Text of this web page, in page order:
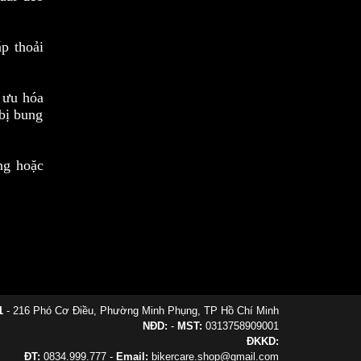
thoải
hóa
bung
hoặc
- 216 Phó Cơ Điều, Phường Minh Phụng, TP Hồ Chí Minh
NĐD: - MST: 0313758909001
ĐKKD:
ĐT: 0834.999.777 - Email: bikercare.shop@gmail.com